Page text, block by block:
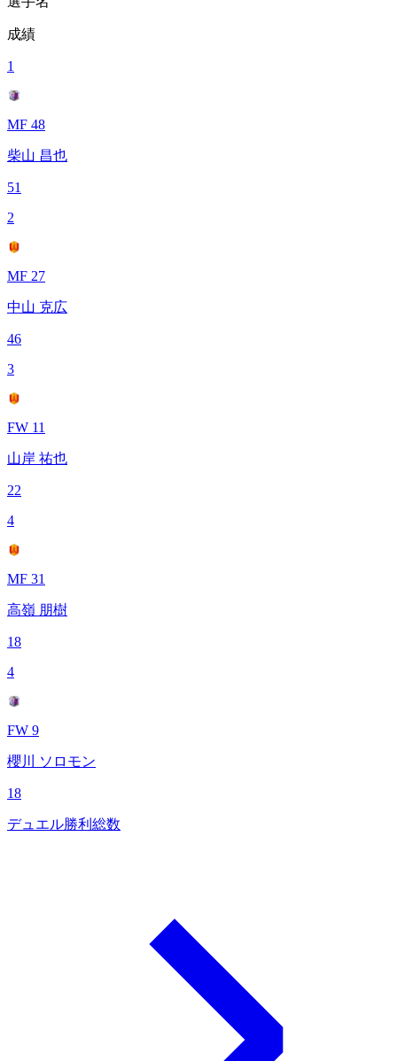
成績
1
MF 48
柴山 昌也
51
2
MF 27
中山 克広
46
3
FW 11
山岸 祐也
22
4
MF 31
高嶺 朋樹
18
4
FW 9
櫻川 ソロモン
18
デュエル勝利総数